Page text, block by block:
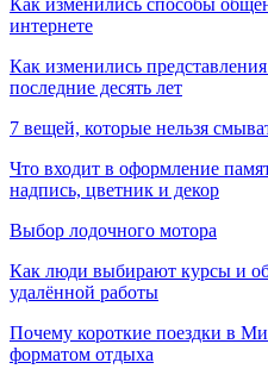
интернете
Как изменились
последние десять лет
7 вещей, которые нельзя
Что входит в оформление
надпись, цветник и декор
Выбор лодочного мотора
Как люди выбирают курсы и
удалённой работы
Почему короткие поездки в
форматом отдыха